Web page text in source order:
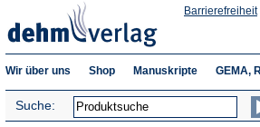
Barrierefreiheit
Wir über uns Shop Manuskripte GEMA,
Suche: